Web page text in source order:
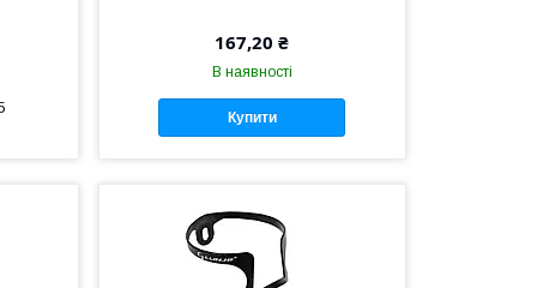
167,20 ₴
В наявності
Купити